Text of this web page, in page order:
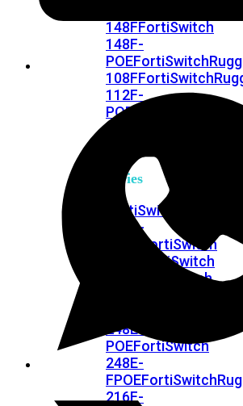
148FFortiSwitch
148F-
POE
108F
112F-
POE
Series
FortiSwitch
224D-
FortiSwitch
FortiSwitch
Fortiswitch
248E-
POEFortiSwitch
248E-
FPOE
216F-